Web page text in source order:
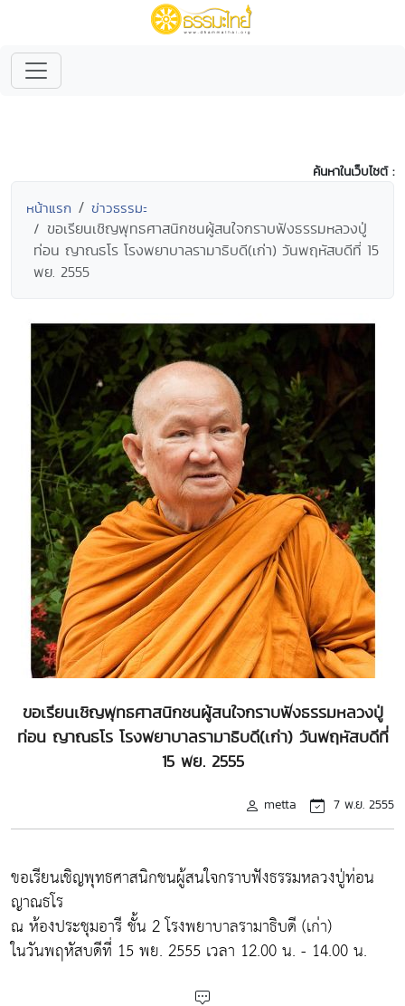
ค้นหาในเว็บไซต์ :
หน้าแรก ข่าวธรรมะ
ขอเรียนเชิญพุทธศาสนิกชนผู้สนใจกราบฟังธรรมหลวงปู่
ท่อน ญาณธโร โรงพยาบาลรามาธิบดี(เก่า) วันพฤหัสบดีที่ 15
พย. 2555
ขอเรียนเชิญพุทธศาสนิกชนผู้สนใจกราบฟังธรรมหลวงปู่
ท่อน ญาณธโร โรงพยาบาลรามาธิบดี(เก่า) วันพฤหัสบดีที่
15 พย. 2555
metta 7 พ.ย. 2555
ขอเรียนเชิญพุทธศาสนิกชนผู้สนใจกราบฟังธรรมหลวงปู่ท่อน
ญาณธโร
ณ ห้องประชุมอารี ชั้น 2 โรงพยาบาลรามาธิบดี (เก่า)
ในวันพฤหัสบดีที่ 15 พย. 2555 เวลา 12.00 น. - 14.00 น.